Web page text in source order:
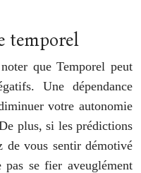
temporel
que Temporel peut
Une dépendance
votre autonomie
plus, si les prédictions
de vous sentir démotivé
se fier aveuglément